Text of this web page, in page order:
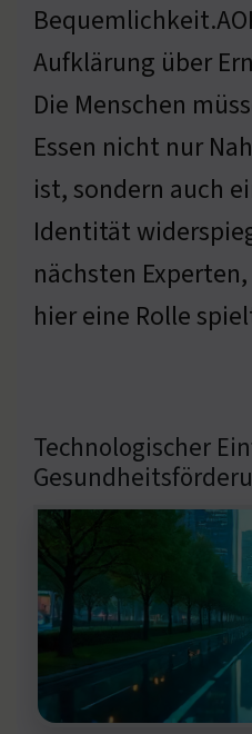
Aufklärung über
Die Menschen
Essen nicht nur
ist, sondern auch
Identität
nächsten
hier eine Rolle
Technologischer